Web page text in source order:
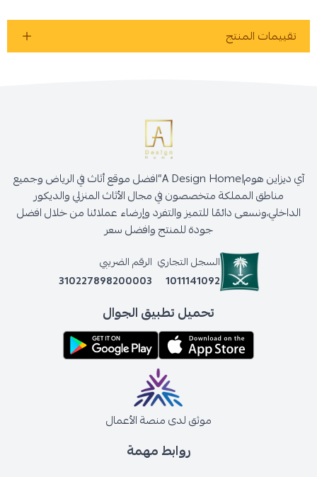
تقييمات المنتج
روابط مهمة
آي ديزاين هوم|A Design Home”افضل موقع أثاث في الرياض وجميع
مناطق المملكة متخصصون في مجال الأثاث المنزلي والديكور
الداخلي،ونسعى دائمًا للتميز والتفرد وإرضاء عملائنا من خلال افضل
جودة للمنتج وافضل سعر
السجل التجاري
1011141092
الرقم الضريبي
310227898200003
تحميل تطبيق الجوال
موثق لدى منصة الأعمال